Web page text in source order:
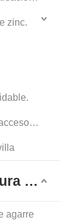
zinc.
Manija de ventana y accesorios
Perilla y cerradura tubular
agarre